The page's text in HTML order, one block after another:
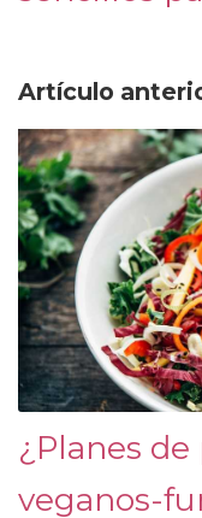
Artículo
¿Planes
veganos-